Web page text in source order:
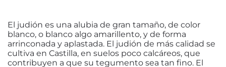
El judión es una alubia de gran tamaño, de color
blanco, o blanco algo amarillento, y de forma
arrinconada y aplastada. El judión de más calidad se
cultiva en Castilla, en suelos poco calcáreos, que
contribuyen a que su tegumento sea tan fino. El